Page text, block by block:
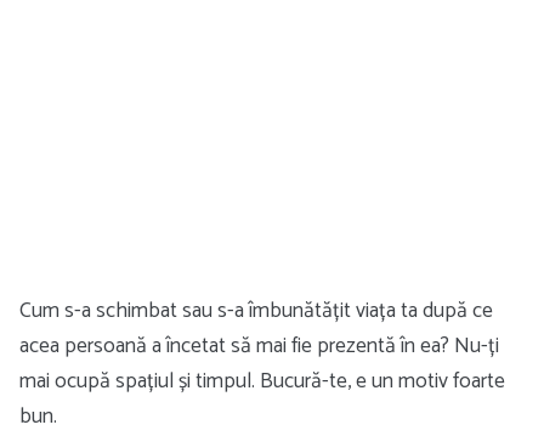
Cum s-a schimbat sau s-a îmbunătățit viața ta după ce
acea persoană a încetat să mai fie prezentă în ea? Nu-ți
mai ocupă spațiul și timpul. Bucură-te, e un motiv foarte
bun.